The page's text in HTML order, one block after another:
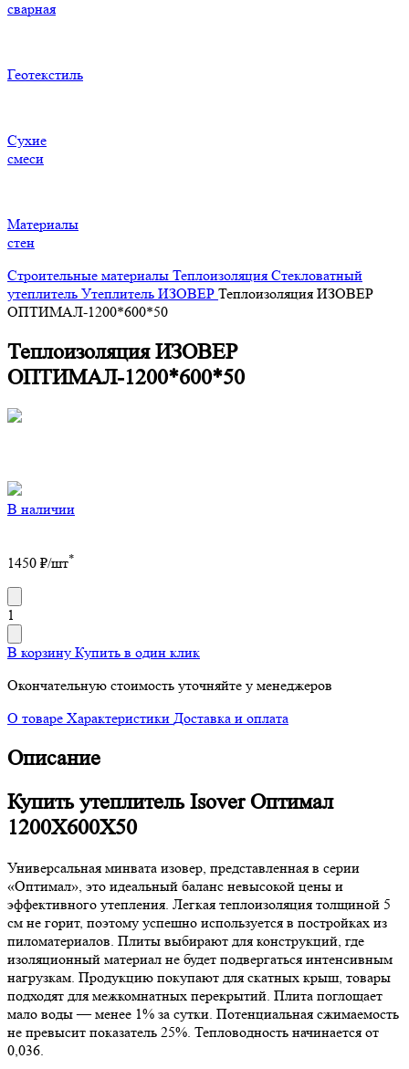
сварная
Геотекстиль
Сухие
смеси
Материалы
стен
Строительные материалы Теплоизоляция Стекловатный
утеплитель Утеплитель ИЗОВЕР Теплоизоляция ИЗОВЕР
ОПТИМАЛ-1200*600*50
Теплоизоляция ИЗОВЕР
ОПТИМАЛ-1200*600*50
В наличии
1450 ₽/шт*
1
В корзину Купить в один клик
Окончательную стоимость уточняйте у менеджеров
О товаре Характеристики Доставка и оплата
Описание
Купить утеплитель Isover Оптимал
1200Х600Х50
Универсальная минвата изовер, представленная в серии
«Оптимал», это идеальный баланс невысокой цены и
эффективного утепления. Легкая теплоизоляция толщиной 5
см не горит, поэтому успешно используется в постройках из
пиломатериалов. Плиты выбирают для конструкций, где
изоляционный материал не будет подвергаться интенсивным
нагрузкам. Продукцию покупают для скатных крыш, товары
подходят для межкомнатных перекрытий. Плита поглощает
мало воды — менее 1% за сутки. Потенциальная сжимаемость
не превысит показатель 25%. Тепловодность начинается от
0,036.